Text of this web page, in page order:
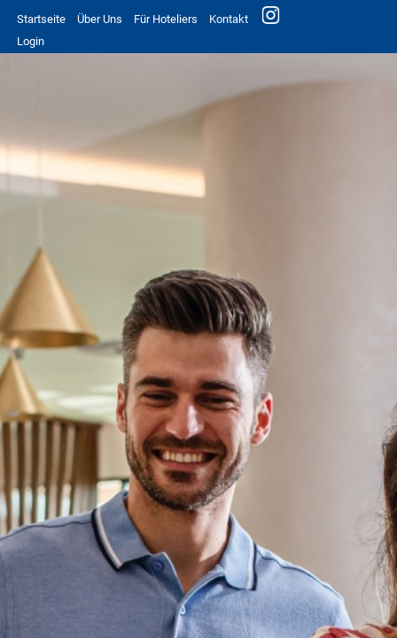
Startseite Über Uns Für Hoteliers
Kontakt
Login